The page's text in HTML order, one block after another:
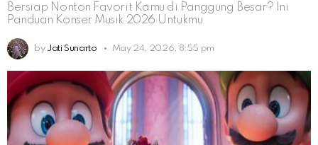
Bersiap Nonton Favorit Kamu di Panggung Besar? Ini
Panduan Konser Musik 2026 Untukmu
by Jati Sunarto May 24, 2026, 8:55 pm